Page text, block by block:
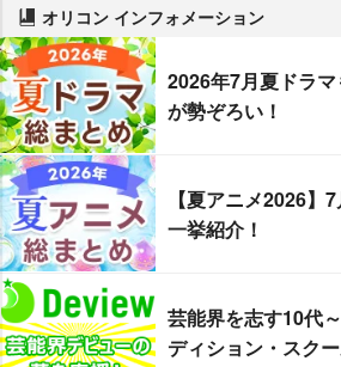
オリコン インフォメーション
2026年7月夏ドラ
が勢ぞろい！
【夏アニメ2026】
一挙紹介！
芸能界を志す10代
ディション・スク